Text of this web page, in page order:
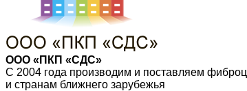
ООО «ПКП «СДС»
С 2004 года производим и поставляем
и странам ближнего зарубежья